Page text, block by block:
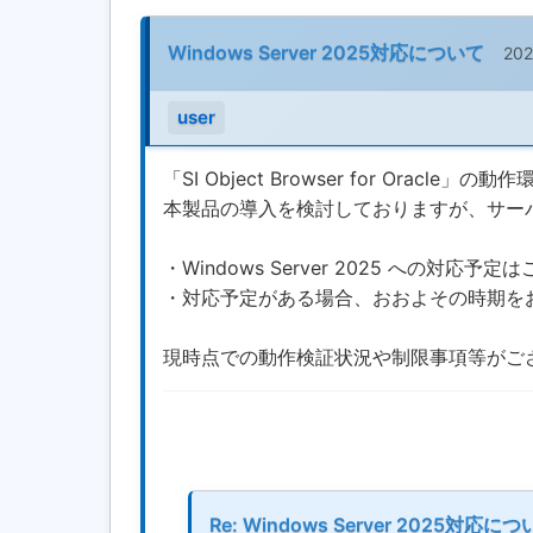
Windows Server 2025対応について
user
「SI Object Browser for Oracle」の動作
本製品の導入を検討しておりますが、サ
・Windows Server 2025 への対応予定は
・対応予定がある場合、おおよその時期
現時点での動作検証状況や制限事項等が
Re: Windows Server 2025対応につ